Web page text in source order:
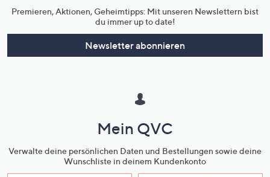
Premieren, Aktionen, Geheimtipps: Mit unseren Newslettern bist
du immer up to date!
Newsletter abonnieren
Mein QVC
Verwalte deine persönlichen Daten und Bestellungen sowie deine
Wunschliste in deinem Kundenkonto